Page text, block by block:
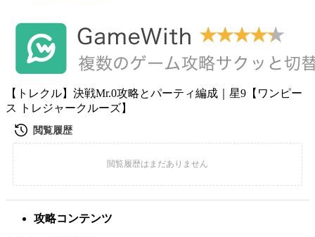
【トレクル】決戦Mr.0攻略とパーティ編成｜星9【ワンピー
ス トレジャークルーズ】
攻略コンテンツ